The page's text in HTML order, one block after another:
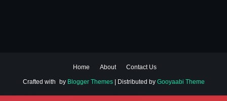
Home About Contact Us
Crafted with by Blogger Themes| Distributed by Gooyaabi Theme